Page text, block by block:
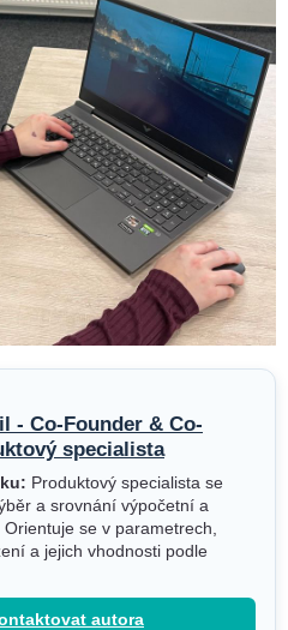
- Co-Founder & Co-
specialista
Produktový specialista se
a srovnání výpočetní a
se v parametrech,
a jejich vhodnosti podle
autora